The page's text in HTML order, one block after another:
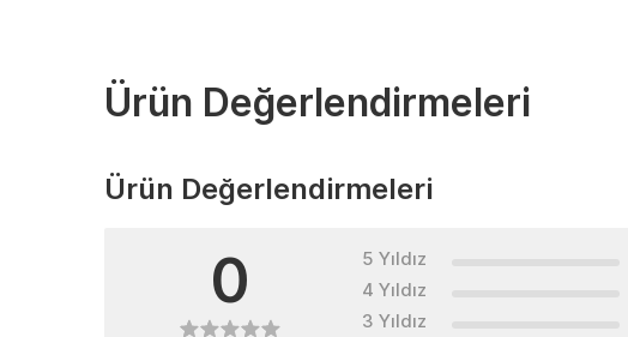
Ürün Değerlendirmeleri
Ürün Değerlendirmeleri
0 5 Yıldız
4 Yıldız
3 Yıldız